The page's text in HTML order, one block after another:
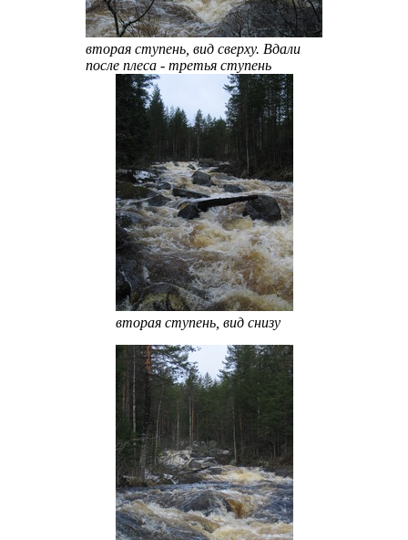
вторая ступень, вид сверху. Вдали
после плеса - третья ступень
вторая ступень, вид снизу